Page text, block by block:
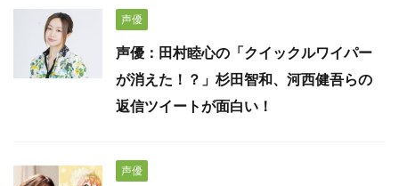
声優
声優：田村睦心の「クイックルワイパー
が消えた！？」杉田智和、河西健吾らの
返信ツイートが面白い！
声優